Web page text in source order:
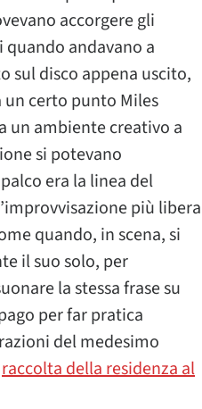
accorgere gli
andavano a
sul disco appena uscito,
un certo punto Miles
un ambiente creativo a
si potevano
era la linea del
più libera
quando, in scena, si
il suo solo, per
la stessa frase su
per far pratica
del medesimo
raccolta della residenza al